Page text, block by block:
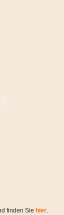
finden Sie hier.